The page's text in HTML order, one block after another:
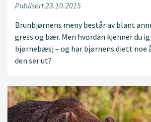
Publisert 23.10.2015
Brunbjørnens meny består av blant
gress og bær. Men hvordan kjenner du
bjørnebæsj – og har bjørnens diett noe
den ser ut?